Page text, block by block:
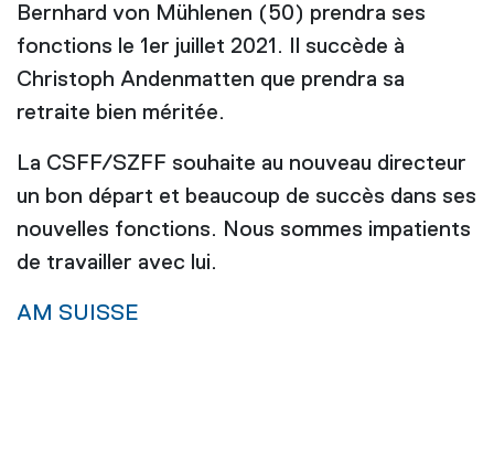
Bernhard von Mühlenen (50) prendra ses
fonctions le 1er juillet 2021. Il succède à
Christoph Andenmatten que prendra sa
retraite bien méritée.
La CSFF/SZFF souhaite au nouveau directeur
un bon départ et beaucoup de succès dans ses
nouvelles fonctions. Nous sommes impatients
de travailler avec lui.
AM SUISSE